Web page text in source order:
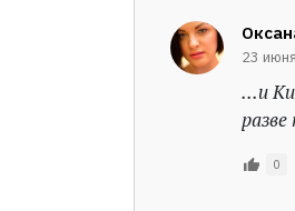
23
...и
0